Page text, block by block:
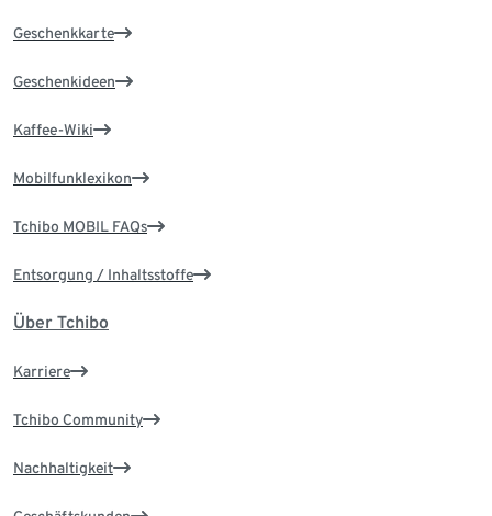
Geschenkkarte
Geschenkideen
Kaffee-Wiki
Mobilfunklexikon
Tchibo MOBIL FAQs
Entsorgung / Inhaltsstoffe
Über Tchibo
Karriere
Tchibo Community
Nachhaltigkeit